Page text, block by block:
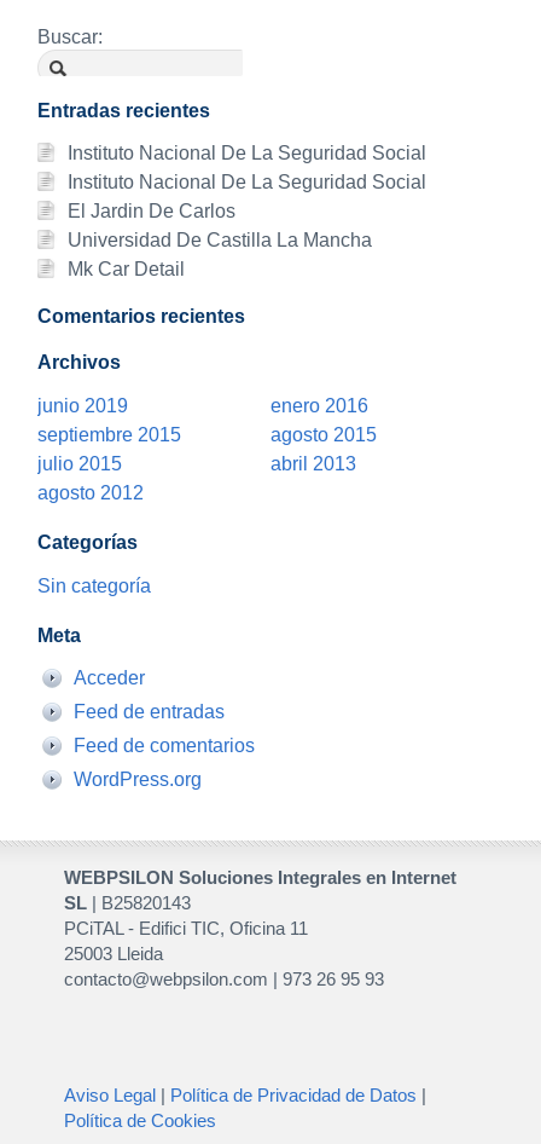
Buscar:
Entradas recientes
Instituto Nacional De La Seguridad Social
Instituto Nacional De La Seguridad Social
El Jardin De Carlos
Universidad De Castilla La Mancha
Mk Car Detail
Comentarios recientes
Archivos
junio 2019
enero 2016
septiembre 2015
agosto 2015
julio 2015
abril 2013
agosto 2012
Categorías
Sin categoría
Meta
Acceder
Feed de entradas
Feed de comentarios
WordPress.org
WEBPSILON Soluciones Integrales en Internet
SL| B25820143
PCiTAL - Edifici TIC, Oficina 11
25003 Lleida
contacto@webpsilon.com | 973 26 95 93
Aviso Legal| Política de Privacidad de Datos |
Política de Cookies